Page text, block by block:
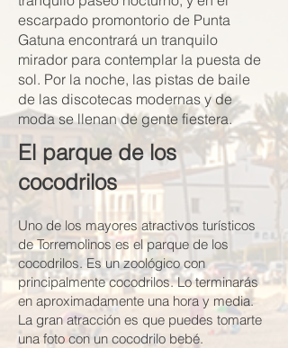
escarpado promontorio de Punta
Gatuna encontrará un tranquilo
mirador para contemplar la puesta de
sol. Por la noche, las pistas de baile
de las discotecas modernas y de
moda se llenan de gente fiestera.
El parque de los
cocodrilos
Uno de los mayores atractivos turísticos
de Torremolinos es el parque de los
cocodrilos. Es un zoológico con
principalmente cocodrilos. Lo terminarás
en aproximadamente una hora y media.
La gran atracción es que puedes tomarte
una foto con un cocodrilo bebé.